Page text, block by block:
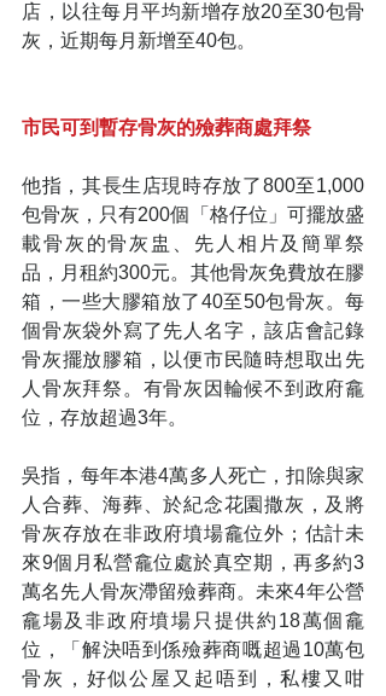
店，以往每月平均新增存放20至30包骨
灰，近期每月新增至40包。
市民可到暫存骨灰的殮葬商處拜祭
他指，其長生店現時存放了800至1,000
包骨灰，只有200個「格仔位」可擺放盛
載骨灰的骨灰盅、先人相片及簡單祭
品，月租約300元。其他骨灰免費放在膠
箱，一些大膠箱放了40至50包骨灰。每
個骨灰袋外寫了先人名字，該店會記錄
骨灰擺放膠箱，以便市民隨時想取出先
人骨灰拜祭。有骨灰因輪候不到政府龕
位，存放超過3年。
吳指，每年本港4萬多人死亡，扣除與家
人合葬、海葬、於紀念花園撒灰，及將
骨灰存放在非政府墳場龕位外；估計未
來9個月私營龕位處於真空期，再多約3
萬名先人骨灰滯留殮葬商。未來4年公營
龕場及非政府墳場只提供約18萬個龕
位，「解決唔到係殮葬商嘅超過10萬包
骨灰，好似公屋又起唔到，私樓又咁